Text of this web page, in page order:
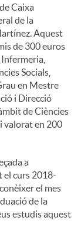
Caixa
de la
Aquest
de 300 euros
Socials,
en Mestre
i Direcció
de Ciències
valorat en 200
a
el curs 2018-
el mes
de la
estudis aquest